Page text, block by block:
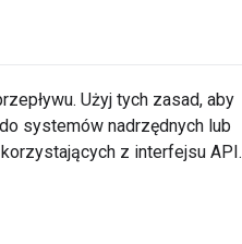
Użyj tych zasad, aby
systemów nadrzędnych lub
z interfejsu API.